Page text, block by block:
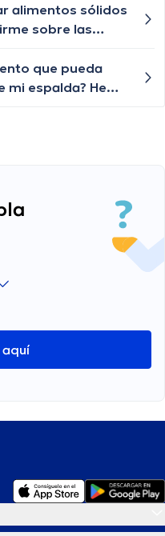
atención
alimentos sólidos
sobre las
que pueda
espalda? He
aquí